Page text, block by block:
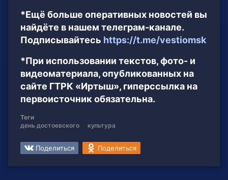
*Ещё больше оперативных новостей вы
найдёте в нашем телеграм-канале.
Подписывайтесь https://t.me/vestiomsk
*При использовании текстов, фото- и
видеоматериала, опубликованных на
сайте ГТРК «Иртыш», гиперссылка на
первоисточник обязательна.
Теги
день достоевского
культура
Поделиться Поделиться